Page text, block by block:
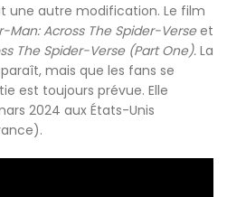
une autre modification. Le film
Man: Across The Spider-Verseet
The Spider-Verse (Part One). La
mais que les fans se
est toujours prévue. Elle
2024 aux États-Unis